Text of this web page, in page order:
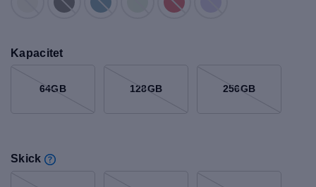
Kapacitet
64GB 128GB 256GB
Skick